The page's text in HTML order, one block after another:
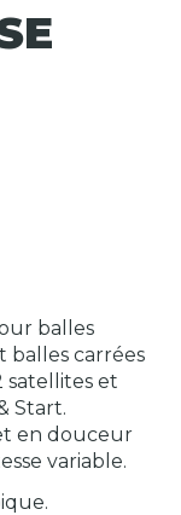
balles
balles carrées
satellites et
Start.
en douceur
variable.